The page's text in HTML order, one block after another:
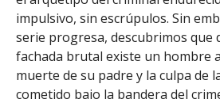
impulsivo, sin escrúpulos. Sin
serie progresa, descubrimos que
fachada brutal existe un hombre
muerte de su padre y la culpa de
cometido bajo la bandera del